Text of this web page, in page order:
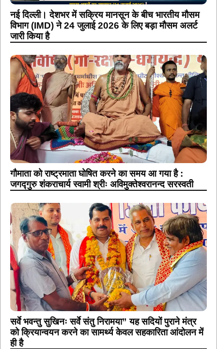
नई दिल्ली। देशभर में सक्रिय मानसून के बीच भारतीय मौसम
विभाग (IMD) ने 24 जुलाई 2026 के लिए बड़ा मौसम अलर्ट
जारी किया है
गौमाता को राष्ट्रमाता घोषित करने का समय आ गया है :
जगद्गुरु शंकराचार्य स्वामी श्रीः अविमुक्तेश्वरानन्द सरस्वती
सर्वे भवन्तु सुखिनः सर्वे संतु निरामया” यह सदियों पुराने मंत्र
को क्रियान्वयन करने का सामर्थ्य केवल सहकारिता आंदोलन में
ही है